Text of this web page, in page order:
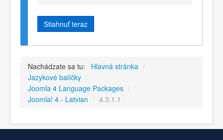
Stiahnuť teraz
Nachádzate sa tu: Hlavná stránka /
Jazykové balíčky /
Joomla 4 Language Packages /
Joomla! 4 - Latvian / 4.3.1.1